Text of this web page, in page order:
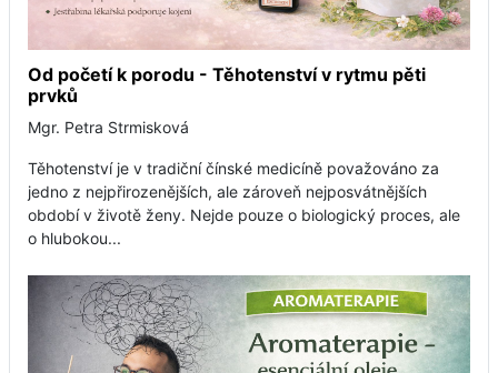
Od početí k porodu - Těhotenství v rytmu pěti
prvků
Mgr. Petra Strmisková
Těhotenství je v tradiční čínské medicíně považováno za
jedno z nejpřirozenějších, ale zároveň nejposvátnějších
období v životě ženy. Nejde pouze o biologický proces, ale
o hlubokou...